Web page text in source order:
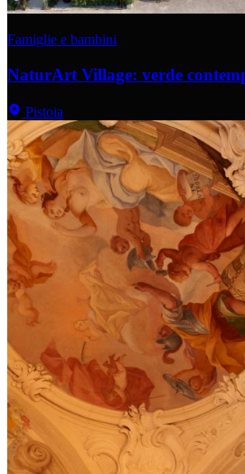
Famiglie e bambini
NaturArt Village: verde
Pistoia